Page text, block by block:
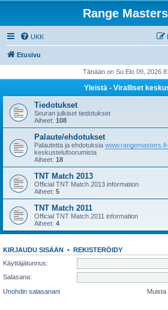
Range
UKK
Etusivu
Tänään on Su Elo 09, 2026
Yleistä - Viralliset
Tiedotukset
Seuran julkiset tiedotukset
Aiheet: 108
Palaute/ehdotukset
Palautetta ja ehdotuksia
keskustelufoorumista
Aiheet: 18
TNT Match 2013
Official TNT Match 2013 information
Aiheet: 5
TNT Match 2011
Official TNT Match 2011 information
Aiheet: 4
KIRJAUDU SISÄÄN • REKISTERÖIDY
Käyttäjätunnus:
Salasana:
Unohdin salasanani
Muista